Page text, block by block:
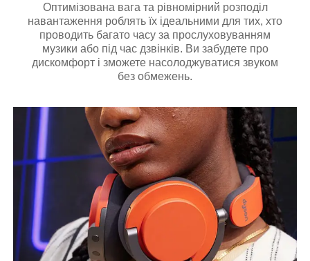
Оптимізована вага та рівномірний розподіл
навантаження роблять їх ідеальними для тих, хто
проводить багато часу за прослуховуванням
музики або під час дзвінків. Ви забудете про
дискомфорт і зможете насолоджуватися звуком
без обмежень.